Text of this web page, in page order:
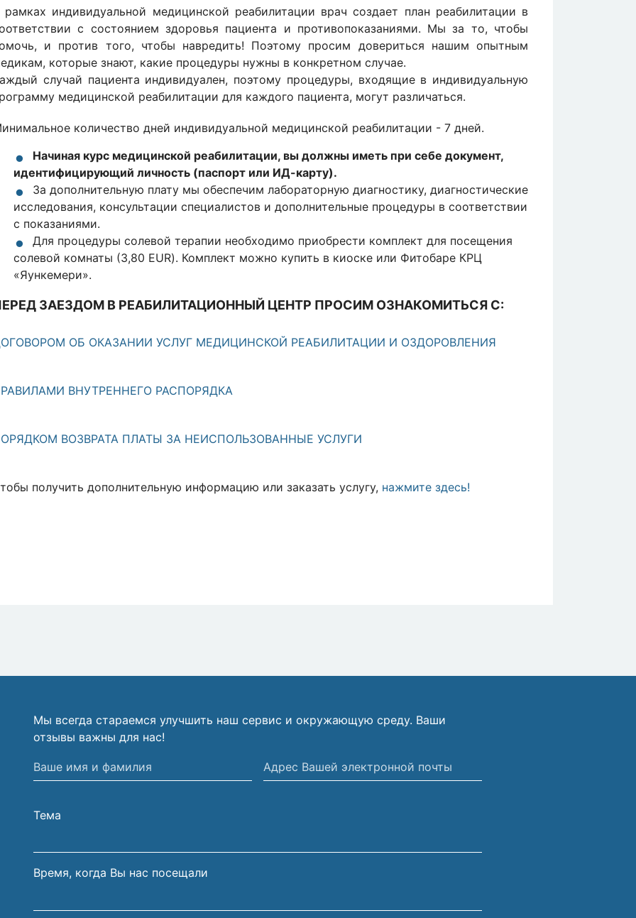
рамках индивидуальной медицинской реабилитации врач создает план реабилитации в
с состоянием здоровья пациента и противопоказаниями. Мы за то, чтобы
и против того, чтобы навредить! Поэтому просим довериться нашим опытным
которые знают, какие процедуры нужны в конкретном случае.
случай пациента индивидуален, поэтому процедуры, входящие в индивидуальную
медицинской реабилитации для каждого пациента, могут различаться.
количество дней индивидуальной медицинской реабилитации - 7 дней.
Начиная курс медицинской реабилитации, вы должны иметь при себе документ,
идентифицирующий личность (паспорт или ИД-карту).
За дополнительную плату мы обеспечим лабораторную диагностику, диагностические
исследования, консультации специалистов и дополнительные процедуры в соответствии
с показаниями.
Для процедуры солевой терапии необходимо приобрести комплект для посещения
солевой комнаты (3,80 EUR). Комплект можно купить в киоске или Фитобаре КРЦ
«Яункемери».
ЗАЕЗДОМ В РЕАБИЛИТАЦИОННЫЙ ЦЕНТР ПРОСИМ ОЗНАКОМИТЬСЯ С:
ОБ ОКАЗАНИИ УСЛУГ МЕДИЦИНСКОЙ РЕАБИЛИТАЦИИ И ОЗДОРОВЛЕНИЯ
ВНУТРЕННЕГО РАСПОРЯДКА
ВОЗВРАТА ПЛАТЫ ЗА НЕИСПОЛЬЗОВАННЫЕ УСЛУГИ
получить дополнительную информацию или заказать услугу, нажмите здесь!
Мы всегда стараемся улучшить наш сервис и окружающую среду. Ваши
отзывы важны для нас!
Ваше
имя
фамилия
Адрес
Вашей
Тема
Время, когда Вы нас посещали